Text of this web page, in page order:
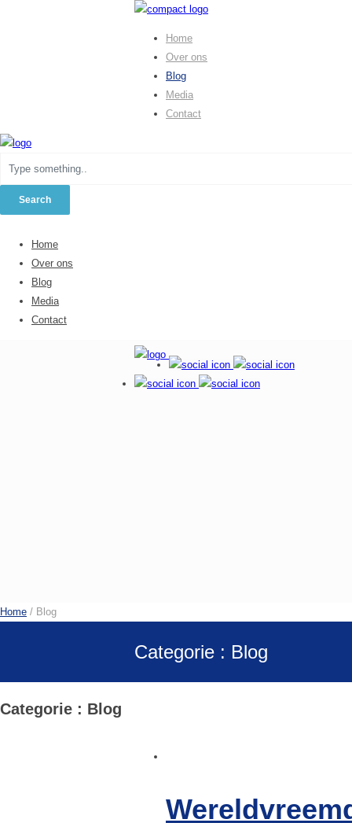
Home
Over ons
Blog
Media
Contact
Home
Over ons
Blog
Media
Contact
Home / Blog
Categorie : Blog
Categorie : Blog